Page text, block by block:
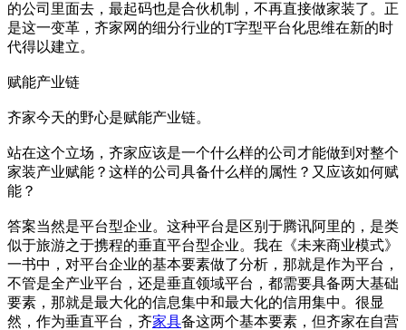
的公司里面去，最起码也是合伙机制，不再直接做家装了。正
是这一变革，齐家网的细分行业的T字型平台化思维在新的时
代得以建立。
赋能产业链
齐家今天的野心是赋能产业链。
站在这个立场，齐家应该是一个什么样的公司才能做到对整个
家装产业赋能？这样的公司具备什么样的属性？又应该如何赋
能？
答案当然是平台型企业。这种平台是区别于腾讯阿里的，是类
似于旅游之于携程的垂直平台型企业。我在《未来商业模式》
一书中，对平台企业的基本要素做了分析，那就是作为平台，
不管是全产业平台，还是垂直领域平台，都需要具备两大基础
要素，那就是最大化的信息集中和最大化的信用集中。很显
然，作为垂直平台，齐家具备这两个基本要素，但齐家在自营